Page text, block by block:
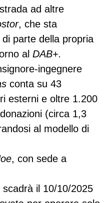
ad altre
, che sta
parte della propria
al DAB+.
ingegnere
conta su 43
esterni e oltre 1.200
(circa 1,3
al modello di
, con sede a
il 10/10/2025